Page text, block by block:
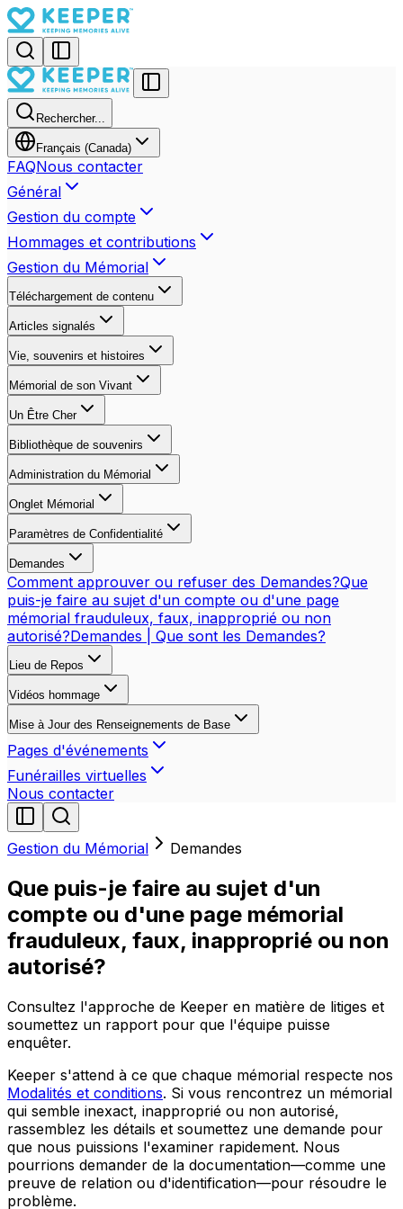
Rechercher...
Français (Canada)
FAQNous contacter
Général
Gestion du compte
Hommages et contributions
Gestion du Mémorial
Téléchargement de contenu
Articles signalés
Vie, souvenirs et histoires
Mémorial de son Vivant
Un Être Cher
Bibliothèque de souvenirs
Administration du Mémorial
Onglet Mémorial
Paramètres de Confidentialité
Demandes
Comment approuver ou refuser des Demandes?Que
puis-je faire au sujet d'un compte ou d'une page
mémorial frauduleux, faux, inapproprié ou non
autorisé?Demandes | Que sont les Demandes?
Lieu de Repos
Vidéos hommage
Mise à Jour des Renseignements de Base
Pages d'événements
Funérailles virtuelles
Nous contacter
Gestion du Mémorial Demandes
Que puis-je faire au sujet d'un
compte ou d'une page mémorial
frauduleux, faux, inapproprié ou non
autorisé?
Consultez l'approche de Keeper en matière de litiges et
soumettez un rapport pour que l'équipe puisse
enquêter.
Keeper s'attend à ce que chaque mémorial respecte nos
Modalités et conditions. Si vous rencontrez un mémorial
qui semble inexact, inapproprié ou non autorisé,
rassemblez les détails et soumettez une demande pour
que nous puissions l'examiner rapidement. Nous
pourrions demander de la documentation—comme une
preuve de relation ou d'identification—pour résoudre le
problème.